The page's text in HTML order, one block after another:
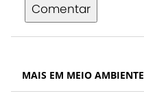
Comentar
MAIS EM MEIO AMBIENTE